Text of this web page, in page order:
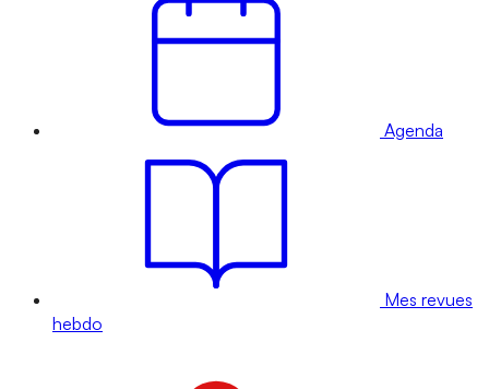
Agenda
Mes revues
hebdo